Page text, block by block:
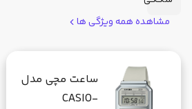
مشاهده همه ویژگی ها
ساعت مچی مدل
CASIO-